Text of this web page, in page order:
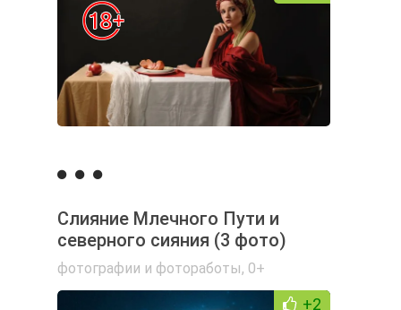
Слияние Млечного Пути и
северного сияния (3 фото)
фотографии и фотоработы, 0+
+2